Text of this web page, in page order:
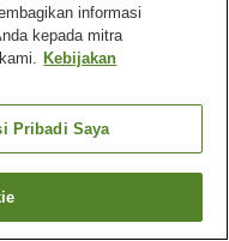
penjual otomatis
informasi
kepada mitra
Kebijakan
Pribadi Saya